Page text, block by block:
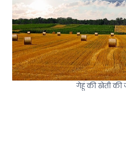
गेहूं की खेती की